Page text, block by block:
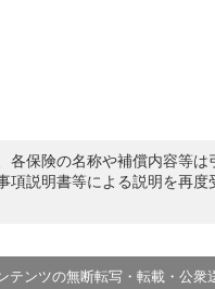
保険の名称や補償内容等は
説明書等による説明を再
ンツの無断転写・転載・公衆